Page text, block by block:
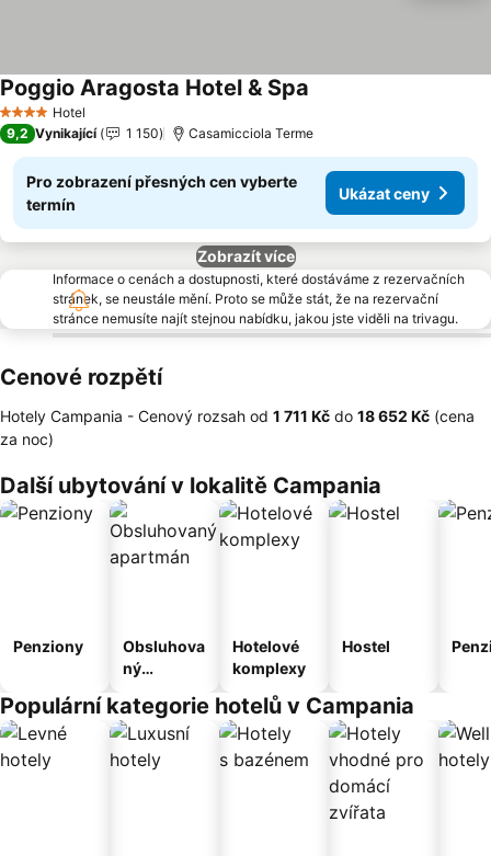
4 Počet hvězdiček
Hotel
Poggio Aragosta Hotel & Spa
9,2 Vynikající 1 150 Casamicciola Terme
Pro zobrazení přesných cen vyberte
termín
Ukázat ceny
Zobrazít více
Informace o cenách a dostupnosti, které dostáváme z rezervačních
stránek, se neustále mění. Proto se může stát, že na rezervační
stránce nemusíte najít stejnou nabídku, jakou jste viděli na trivagu.
Cenové rozpětí
Hotely Campania - Cenový rozsah od ‎1 711 Kč do ‎18 652 Kč (cena
za noc)
Další ubytování v lokalitě Campania
Penziony
Obsluhova
ný
Hotelové
komplexy
Hostel
Populární kategorie hotelů v Campania